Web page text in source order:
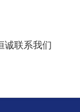
诚联系我们